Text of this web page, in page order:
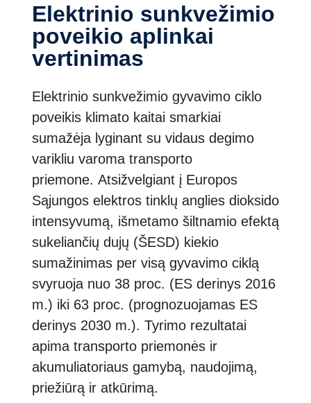
Elektrinio sunkvežimio
poveikio aplinkai
vertinimas
Elektrinio sunkvežimio gyvavimo ciklo
poveikis klimato kaitai smarkiai
sumažėja lyginant su vidaus degimo
varikliu varoma transporto
priemone. Atsižvelgiant į Europos
Sąjungos elektros tinklų anglies dioksido
intensyvumą, išmetamo šiltnamio efektą
sukeliančių dujų (ŠESD) kiekio
sumažinimas per visą gyvavimo ciklą
svyruoja nuo 38 proc. (ES derinys 2016
m.) iki 63 proc. (prognozuojamas ES
derinys 2030 m.). Tyrimo rezultatai
apima transporto priemonės ir
akumuliatoriaus gamybą, naudojimą,
priežiūrą ir atkūrimą.